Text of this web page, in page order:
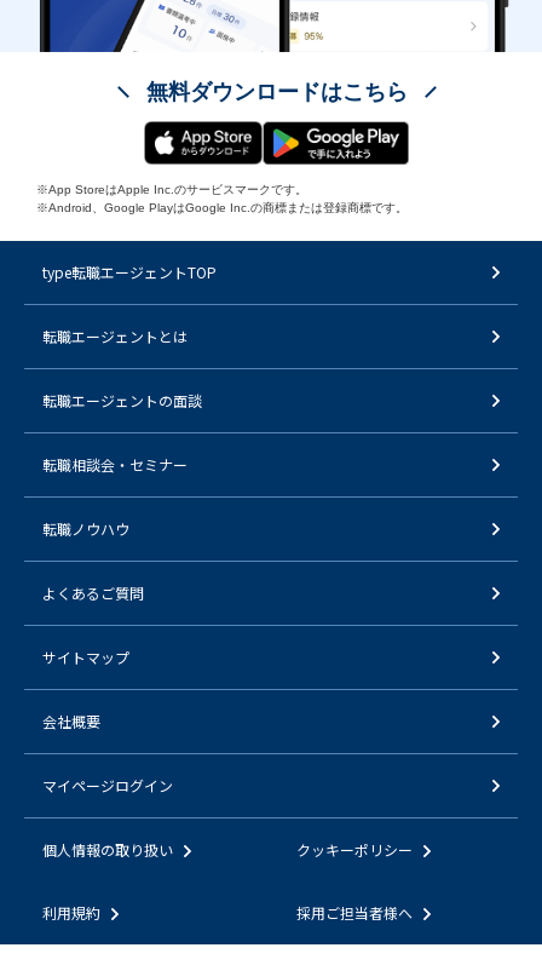
無料ダウンロードはこちら
※App StoreはApple Inc.のサービスマークです。
※Android、Google PlayはGoogle Inc.の商標または登録商標です。
type転職エージェントTOP
転職エージェントとは
転職エージェントの面談
転職相談会・セミナー
転職ノウハウ
よくあるご質問
サイトマップ
会社概要
マイページログイン
個人情報の取り扱い クッキーポリシー
利用規約 採用ご担当者様へ